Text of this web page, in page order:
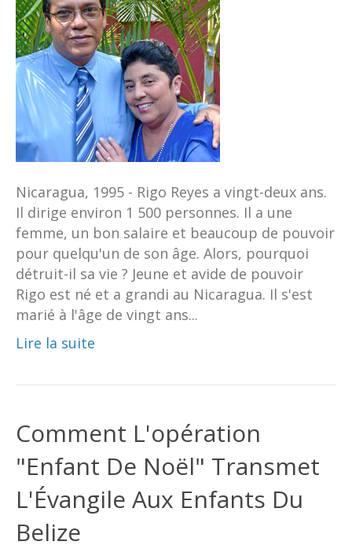
Nicaragua, 1995 - Rigo Reyes a vingt-deux ans.
Il dirige environ 1 500 personnes. Il a une
femme, un bon salaire et beaucoup de pouvoir
pour quelqu'un de son âge. Alors, pourquoi
détruit-il sa vie ? Jeune et avide de pouvoir
Rigo est né et a grandi au Nicaragua. Il s'est
marié à l'âge de vingt ans...
Lire la suite
Comment L'opération
"Enfant De Noël" Transmet
L'Évangile Aux Enfants Du
Belize